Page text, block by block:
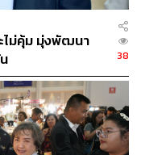
เป็นผู้มีความรอบรู้
หมาะสมที่จะเป็น
ม่จะสามารถสร้าง
า ต้องมั่นใจ เพราะ
ช้ในการเจรจาต่อไป
ไม่คุ้ม มุ่งพัฒนา
38